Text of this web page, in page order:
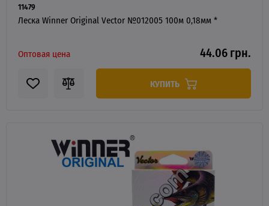
11479
Леска Winner Original Vector №012005 100м 0,18мм *
Оптовая цена 44.06 грн.
КУПИТЬ